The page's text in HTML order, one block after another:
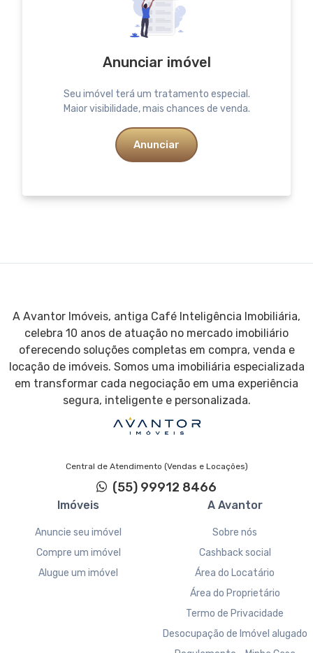
Anunciar imóvel
Seu imóvel terá um tratamento especial.
Maior visibilidade, mais chances de venda.
Anunciar
A Avantor Imóveis, antiga Café Inteligência Imobiliária,
celebra 10 anos de atuação no mercado imobiliário
oferecendo soluções completas em compra, venda e
locação de imóveis. Somos uma imobiliária especializada
em transformar cada negociação em uma experiência
segura, inteligente e personalizada.
Central de Atendimento (Vendas e Locações)
(55) 99912 8466
Imóveis
Anuncie seu imóvel
Compre um imóvel
Alugue um imóvel
A Avantor
Sobre nós
Cashback social
Área do Locatário
Área do Proprietário
Termo de Privacidade
Desocupação de Imóvel alugado